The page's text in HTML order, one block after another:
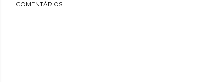
COMENTÁRIOS